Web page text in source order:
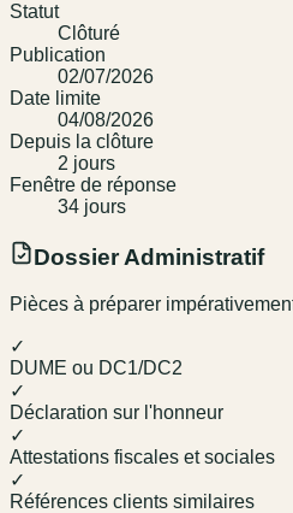
Statut
Clôturé
Publication
02/07/2026
Date limite
04/08/2026
Depuis la clôture
2 jours
Fenêtre de réponse
34 jours
Dossier Administratif
Pièces à préparer
✓
DUME ou DC1/DC2
✓
Déclaration sur l'honneur
✓
Attestations fiscales et sociales
✓
Références clients similaires